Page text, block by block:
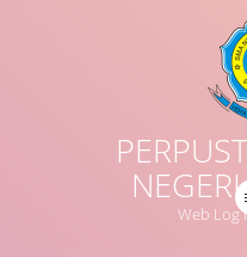
Web Log